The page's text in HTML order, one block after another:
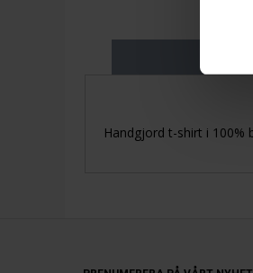
Handgjord t-shirt i 100%